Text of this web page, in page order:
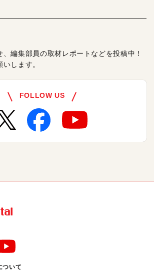
編集部員の取材レポートなどを投稿中！
します。
FOLLOW US
いて